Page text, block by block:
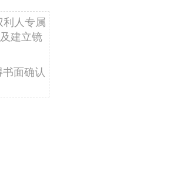
人专属
建立镜
书面确认